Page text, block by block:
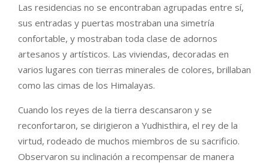
Las residencias no se encontraban agrupadas entre sí,
sus entradas y puertas mostraban una simetría
confortable, y mostraban toda clase de adornos
artesanos y artísticos. Las viviendas, decoradas en
varios lugares con tierras minerales de colores, brillaban
como las cimas de los Himalayas.
Cuando los reyes de la tierra descansaron y se
reconfortaron, se dirigieron a Yudhisthira, el rey de la
virtud, rodeado de muchos miembros de su sacrificio.
Observaron su inclinación a recompensar de manera